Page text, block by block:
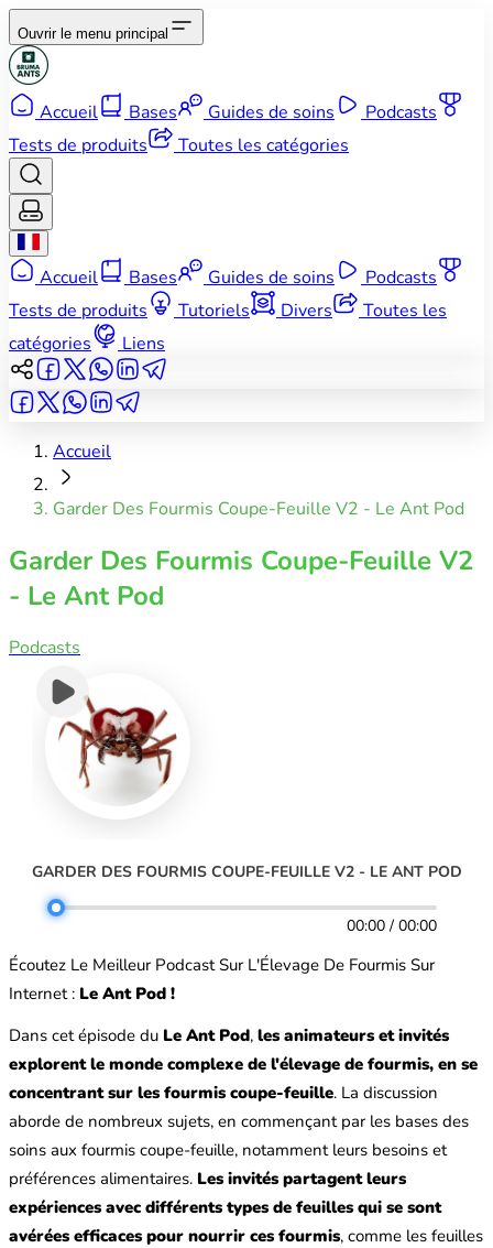
Ouvrir le menu principal
Accueil Bases Guides de soins
Podcasts
Tests de produits
Toutes les catégories
Accueil Bases Guides de soins
Podcasts
Tests de produits
Tutoriels Divers
Toutes les
catégories
Liens
Accueil
Garder Des Fourmis Coupe-Feuille V2 - Le Ant Pod
Garder Des Fourmis Coupe-Feuille V2
- Le Ant Pod
Podcasts
GARDER DES FOURMIS COUPE-FEUILLE V2 - LE ANT POD
00:00 / 00:00
Écoutez Le Meilleur Podcast Sur L'Élevage De Fourmis Sur
Internet : Le Ant Pod !
Dans cet épisode du Le Ant Pod, les animateurs et invités
explorent le monde complexe de l'élevage de fourmis, en se
concentrant sur les fourmis coupe-feuille. La discussion
aborde de nombreux sujets, en commençant par les bases des
soins aux fourmis coupe-feuille, notamment leurs besoins et
préférences alimentaires. Les invités partagent leurs
expériences avec différents types de feuilles qui se sont
avérées efficaces pour nourrir ces fourmis, comme les feuilles